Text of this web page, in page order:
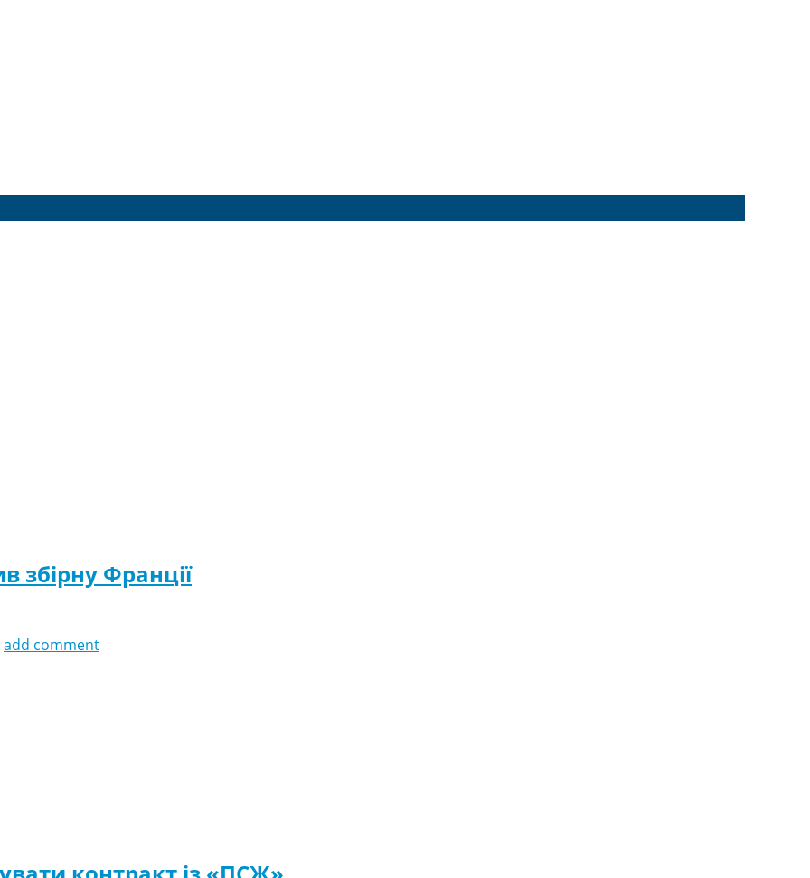
збірну Франції
add comment